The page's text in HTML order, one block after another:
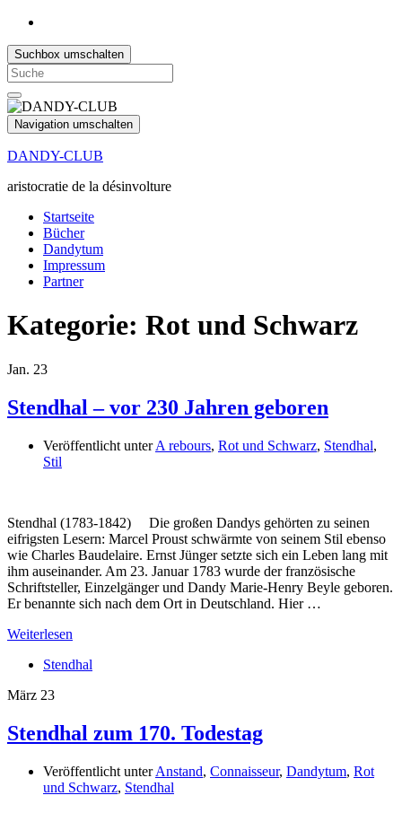
Suchbox umschalten
Search
for:
Navigation umschalten
DANDY-CLUB
aristocratie de la désinvolture
Startseite
Bücher
Dandytum
Impressum
Partner
Kategorie: Rot und Schwarz
Jan. 23
Stendhal – vor 230 Jahren geboren
Veröffentlicht unterA rebours, Rot und Schwarz, Stendhal,
Stil
Stendhal (1783-1842) Die großen Dandys gehörten zu seinen
eifrigsten Lesern: Marcel Proust schwärmte von seinem Stil ebenso
wie Charles Baudelaire. Ernst Jünger setzte sich ein Leben lang mit
ihm auseinander. Am 23. Januar 1783 wurde der französische
Schriftsteller, Einzelgänger und Dandy Marie-Henry Beyle geboren.
Er benannte sich nach dem Ort in Deutschland. Hier …
Weiterlesen
Stendhal
März 23
Stendhal zum 170. Todestag
Veröffentlicht unterAnstand, Connaisseur, Dandytum, Rot
und Schwarz, Stendhal